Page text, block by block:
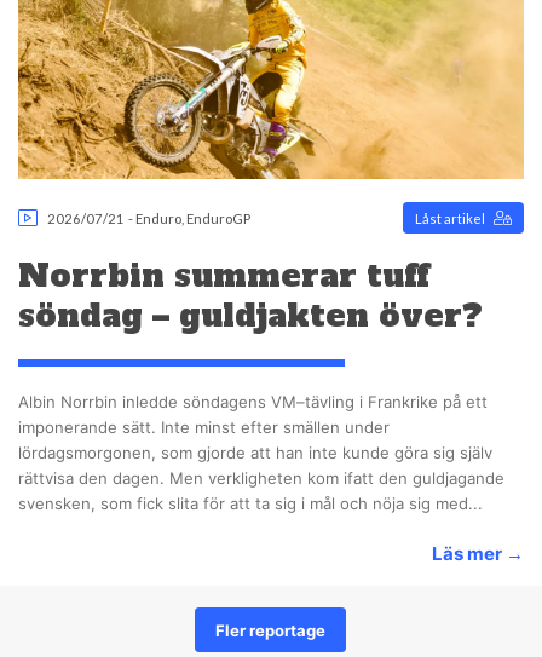
2026/07/21 - Enduro EnduroGP Låst artikel
Norrbin summerar tuff
söndag – guldjakten över?
Albin Norrbin inledde söndagens VM–tävling i Frankrike på ett
imponerande sätt. Inte minst efter smällen under
lördagsmorgonen, som gjorde att han inte kunde göra sig själv
rättvisa den dagen. Men verkligheten kom ifatt den guldjagande
svensken, som fick slita för att ta sig i mål och nöja sig med...
Läs mer →
Fler reportage